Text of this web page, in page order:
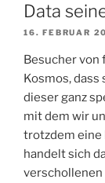
Data
16. FEBRUAR
Besucher von
Kosmos,
dieser ganz
mit dem wir
trotzdem eine
handelt sich
verschollenen